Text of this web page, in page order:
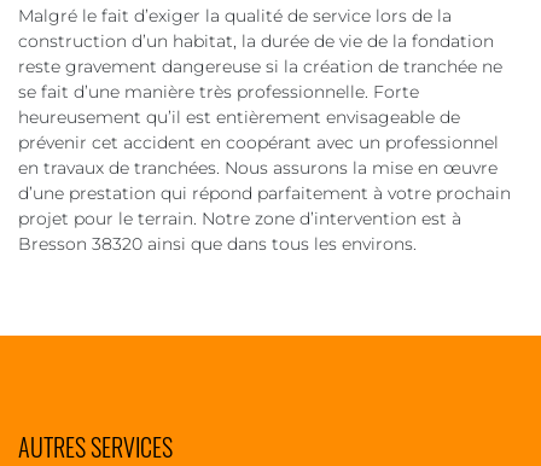
Malgré le fait d’exiger la qualité de service lors de la
construction d’un habitat, la durée de vie de la fondation
reste gravement dangereuse si la création de tranchée ne
se fait d’une manière très professionnelle. Forte
heureusement qu’il est entièrement envisageable de
prévenir cet accident en coopérant avec un professionnel
en travaux de tranchées. Nous assurons la mise en œuvre
d’une prestation qui répond parfaitement à votre prochain
projet pour le terrain. Notre zone d’intervention est à
Bresson 38320 ainsi que dans tous les environs.
AUTRES SERVICES